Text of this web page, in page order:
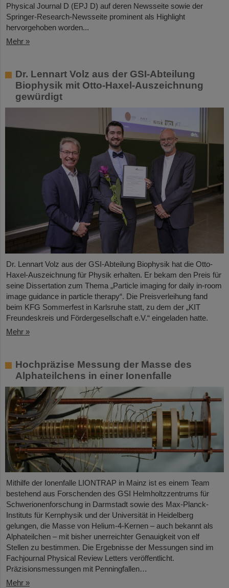
Physical Journal D (EPJ D) auf deren Newsseite sowie der
Springer-Research-Newsseite prominent als Highlight
hervorgehoben worden...
Mehr »
Dr. Lennart Volz aus der GSI-Abteilung
Biophysik mit Otto-Haxel-Auszeichnung
gewürdigt
Dr. Lennart Volz aus der GSI-Abteilung Biophysik hat die Otto-
Haxel-Auszeichnung für Physik erhalten. Er bekam den Preis für
seine Dissertation zum Thema „Particle imaging for daily in-room
image guidance in particle therapy“. Die Preisverleihung fand
beim KFG Sommerfest in Karlsruhe statt, zu dem der „KIT
Freundeskreis und Fördergesellschaft e.V.“ eingeladen hatte.
Mehr »
Hochpräzise Messung der Masse des
Alphateilchens in einer Ionenfalle
Mithilfe der Ionenfalle LIONTRAP in Mainz ist es einem Team
bestehend aus Forschenden des GSI Helmholtzzentrums für
Schwerionenforschung in Darmstadt sowie des Max-Planck-
Instituts für Kernphysik und der Universität in Heidelberg
gelungen, die Masse von Helium-4-Kernen – auch bekannt als
Alphateilchen – mit bisher unerreichter Genauigkeit von elf
Stellen zu bestimmen. Die Ergebnisse der Messungen sind im
Fachjournal Physical Review Letters veröffentlicht.
Präzisionsmessungen mit Penningfallen…
Mehr »